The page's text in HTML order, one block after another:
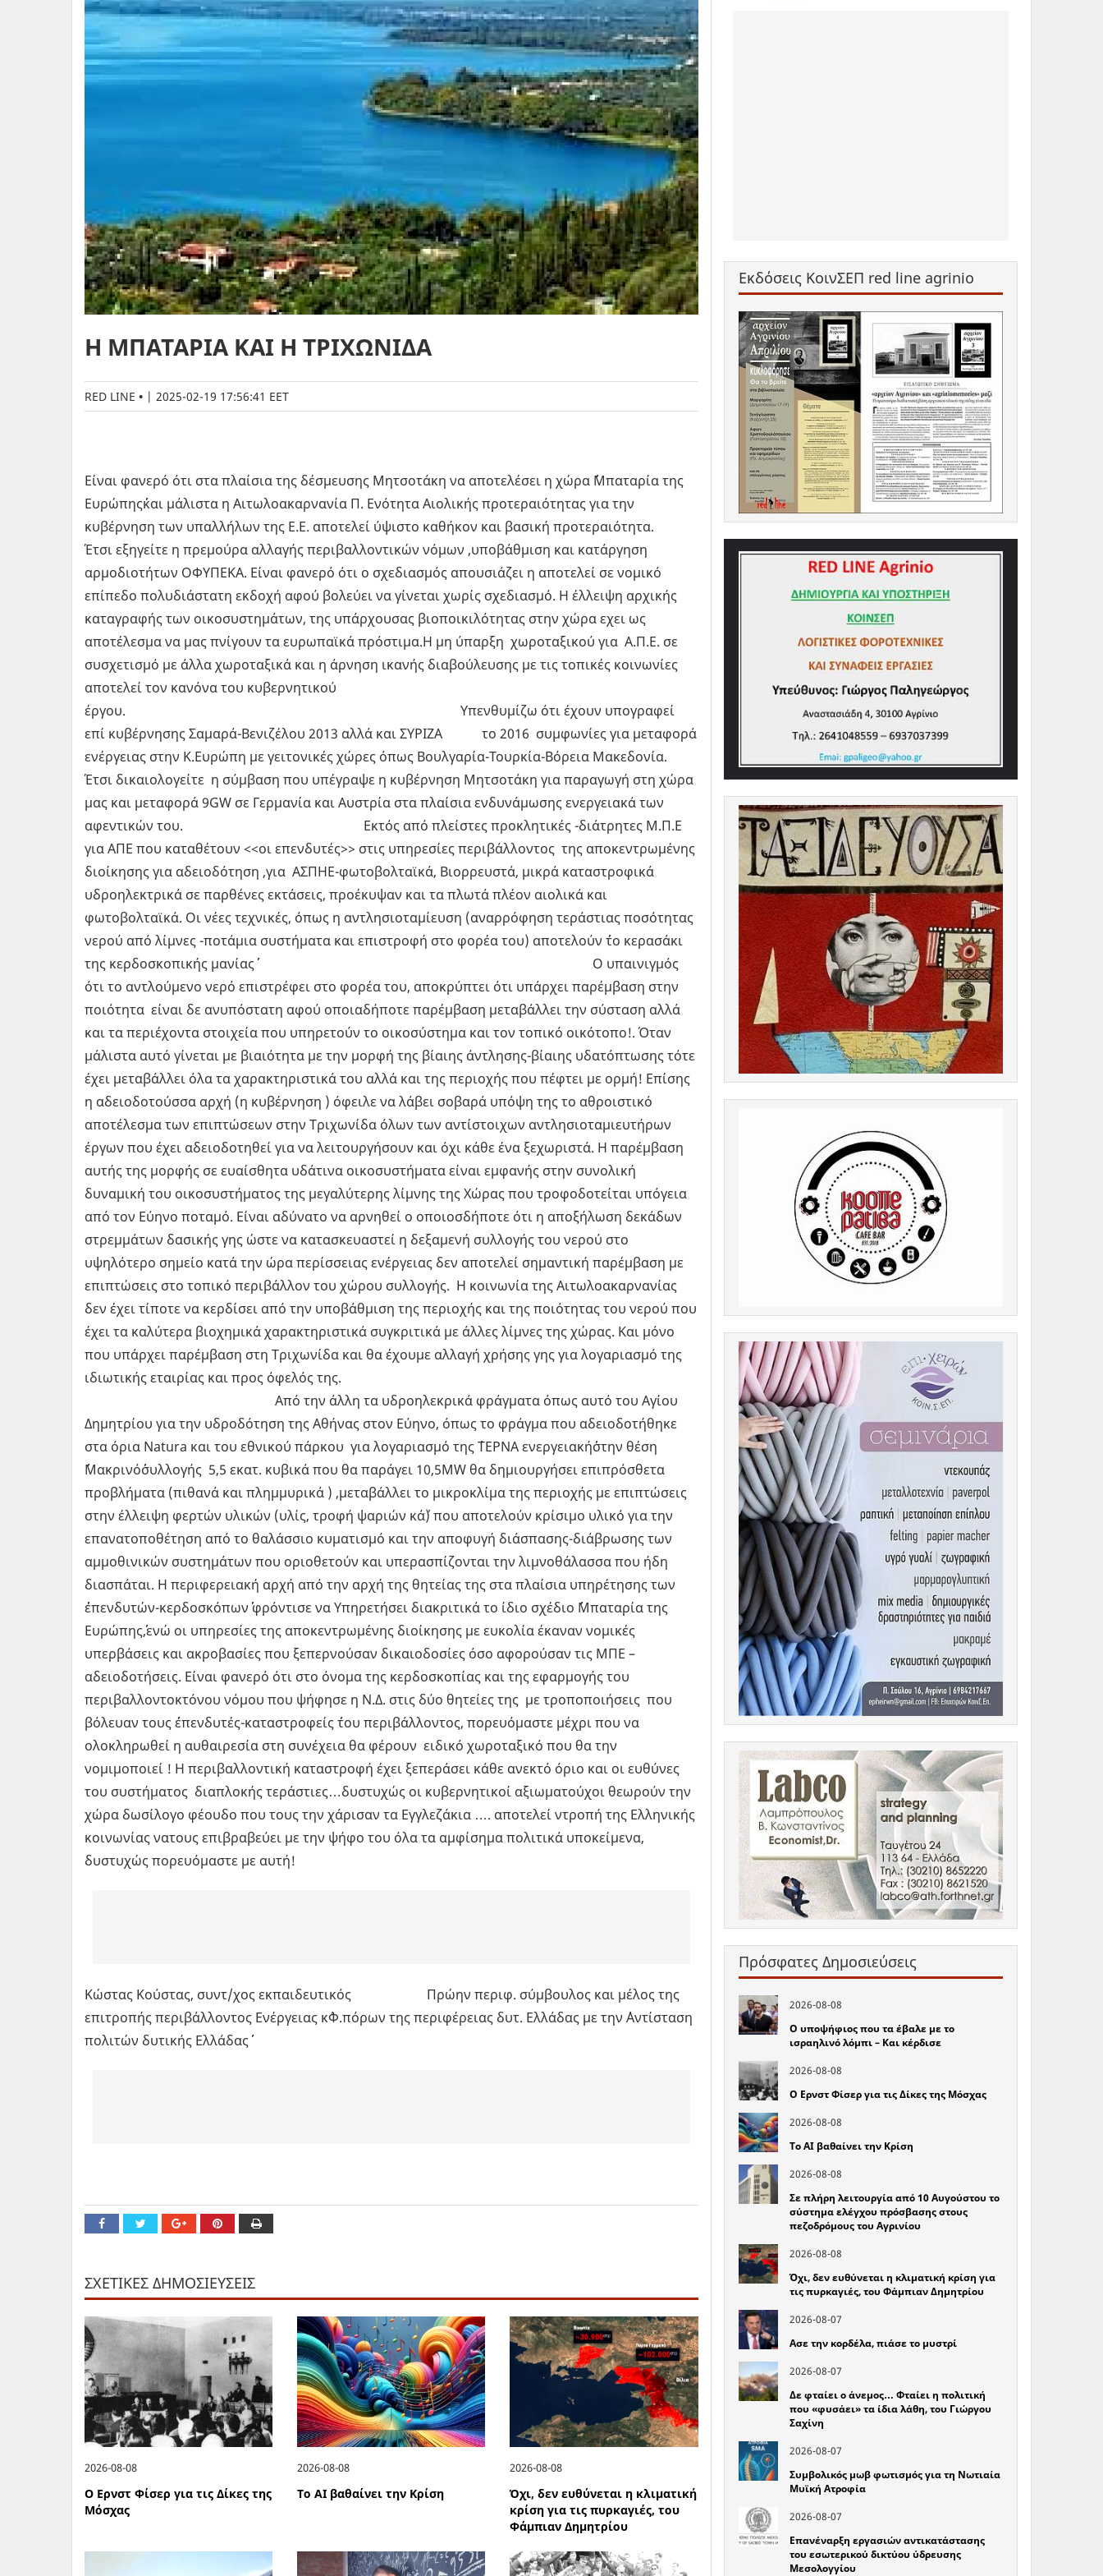
Η ΜΠΑΤΑΡΙΑ ΚΑΙ Η ΤΡΙΧΩΝΙΔΑ
RED LINE | 2025-02-19 17:56:41 EET
Eίναι φανερό ότι στα πλαίσια της δέσμευσης Μητσοτάκη να αποτελέσει η χώρα ΄΄Μπαταρία της
Ευρώπης΄΄και μάλιστα η Αιτωλοακαρνανία Π. Ενότητα Αιολικής προτεραιότητας για την
κυβέρνηση των υπαλλήλων της Ε.Ε. αποτελεί ύψιστο καθήκον και βασική προτεραιότητα.
Έτσι εξηγείτε η πρεμούρα αλλαγής περιβαλλοντικών νόμων ,υποβάθμιση και κατάργηση
αρμοδιοτήτων ΟΦΥΠΕΚΑ. Είναι φανερό ότι ο σχεδιασμός απουσιάζει η αποτελεί σε νομικό
επίπεδο πολυδιάστατη εκδοχή αφού βολεύει να γίνεται χωρίς σχεδιασμό. Η έλλειψη αρχικής
καταγραφής των οικοσυστημάτων, της υπάρχουσας βιοποικιλότητας στην χώρα εχει ως
αποτέλεσμα να μας πνίγουν τα ευρωπαϊκά πρόστιμα.Η μη ύπαρξη χωροταξικού για Α.Π.Ε. σε
συσχετισμό με άλλα χωροταξικά και η άρνηση ικανής διαβούλευσης με τις τοπικές κοινωνίες
αποτελεί τον κανόνα του κυβερνητικού
έργου. Υπενθυμίζω ότι έχουν υπογραφεί
επί κυβέρνησης Σαμαρά-Βενιζέλου 2013 αλλά και ΣΥΡΙΖΑ το 2016 συμφωνίες για μεταφορά
ενέργειας στην Κ.Ευρώπη με γειτονικές χώρες όπως Βουλγαρία-Τουρκία-Βόρεια Μακεδονία.
Έτσι δικαιολογείτε η σύμβαση που υπέγραψε η κυβέρνηση Μητσοτάκη για παραγωγή στη χώρα
μας και μεταφορά 9GW σε Γερμανία και Αυστρία στα πλαίσια ενδυνάμωσης ενεργειακά των
αφεντικών του. Εκτός από πλείστες προκλητικές -διάτρητες Μ.Π.Ε
για ΑΠΕ που καταθέτουν <<οι επενδυτές>> στις υπηρεσίες περιβάλλοντος της αποκεντρωμένης
διοίκησης για αδειοδότηση ,για ΑΣΠΗΕ-φωτοβολταϊκά, Βιορρευστά, μικρά καταστροφικά
υδροηλεκτρικά σε παρθένες εκτάσεις, προέκυψαν και τα πλωτά πλέον αιολικά και
φωτοβολταϊκά. Οι νέες τεχνικές, όπως η αντλησιοταμίευση (αναρρόφηση τεράστιας ποσότητας
νερού από λίμνες -ποτάμια συστήματα και επιστροφή στο φορέα του) αποτελούν ΄΄το κερασάκι
της κερδοσκοπικής μανίας΄΄ Ο υπαινιγμός
ότι το αντλούμενο νερό επιστρέφει στο φορέα του, αποκρύπτει ότι υπάρχει παρέμβαση στην
ποιότητα είναι δε ανυπόστατη αφού οποιαδήποτε παρέμβαση μεταβάλλει την σύσταση αλλά
και τα περιέχοντα στοιχεία που υπηρετούν το οικοσύστημα και τον τοπικό οικότοπο!. Όταν
μάλιστα αυτό γίνεται με βιαιότητα με την μορφή της βίαιης άντλησης-βίαιης υδατόπτωσης τότε
έχει μεταβάλλει όλα τα χαρακτηριστικά του αλλά και της περιοχής που πέφτει με ορμή! Επίσης
η αδειοδοτούσσα αρχή (η κυβέρνηση ) όφειλε να λάβει σοβαρά υπόψη της το αθροιστικό
αποτέλεσμα των επιπτώσεων στην Τριχωνίδα όλων των αντίστοιχων αντλησιοταμιευτήρων
έργων που έχει αδειοδοτηθεί για να λειτουργήσουν και όχι κάθε ένα ξεχωριστά. Η παρέμβαση
αυτής της μορφής σε ευαίσθητα υδάτινα οικοσυστήματα είναι εμφανής στην συνολική
δυναμική του οικοσυστήματος της μεγαλύτερης λίμνης της Χώρας που τροφοδοτείται υπόγεια
από τον Εύηνο ποταμό. Είναι αδύνατο να αρνηθεί ο οποιοσδήποτε ότι η αποξήλωση δεκάδων
στρεμμάτων δασικής γης ώστε να κατασκευαστεί η δεξαμενή συλλογής του νερού στο
υψηλότερο σημείο κατά την ώρα περίσσειας ενέργειας δεν αποτελεί σημαντική παρέμβαση με
επιπτώσεις στο τοπικό περιβάλλον του χώρου συλλογής. Η κοινωνία της Αιτωλοακαρνανίας
δεν έχει τίποτε να κερδίσει από την υποβάθμιση της περιοχής και της ποιότητας του νερού που
έχει τα καλύτερα βιοχημικά χαρακτηριστικά συγκριτικά με άλλες λίμνες της χώρας. Και μόνο
που υπάρχει παρέμβαση στη Τριχωνίδα και θα έχουμε αλλαγή χρήσης γης για λογαριασμό της
ιδιωτικής εταιρίας και προς όφελός της.
Από την άλλη τα υδροηλεκρικά φράγματα όπως αυτό του Αγίου
Δημητρίου για την υδροδότηση της Αθήνας στον Εύηνο, όπως το φράγμα που αδειοδοτήθηκε
στα όρια Natura και του εθνικού πάρκου για λογαριασμό της ΄΄ΤΕΡΝΑ ενεργειακή΄΄στην θέση
΄΄Μακρινό΄΄συλλογής 5,5 εκατ. κυβικά που θα παράγει 10,5MW θα δημιουργήσει επιπρόσθετα
προβλήματα (πιθανά και πλημμυρικά ) ,μεταβάλλει το μικροκλίμα της περιοχής με επιπτώσεις
στην έλλειψη φερτών υλικών (υλίς, τροφή ψαριών κά΄) που αποτελούν κρίσιμο υλικό για την
επανατοποθέτηση από το θαλάσσιο κυματισμό και την αποφυγή διάσπασης-διάβρωσης των
αμμοθινικών συστημάτων που οριοθετούν και υπερασπίζονται την λιμνοθάλασσα που ήδη
διασπάται. Η περιφερειακή αρχή από την αρχή της θητείας της στα πλαίσια υπηρέτησης των
΄΄επενδυτών-κερδοσκόπων΄΄ φρόντισε να Υπηρετήσει διακριτικά το ίδιο σχέδιο ΄΄Μπαταρία της
Ευρώπης΄΄,ενώ οι υπηρεσίες της αποκεντρωμένης διοίκησης με ευκολία έκαναν νομικές
υπερβάσεις και ακροβασίες που ξεπερνούσαν δικαιοδοσίες όσο αφορούσαν τις ΜΠΕ –
αδειοδοτήσεις. Είναι φανερό ότι στο όνομα της κερδοσκοπίας και της εφαρμογής του
περιβαλλοντοκτόνου νόμου που ψήφησε η Ν.Δ. στις δύο θητείες της με τροποποιήσεις που
βόλευαν τους ΄΄επενδυτές-καταστροφείς ΄΄του περιβάλλοντος, πορευόμαστε μέχρι που να
ολοκληρωθεί η αυθαιρεσία στη συνέχεια θα φέρουν ειδικό χωροταξικό που θα την
νομιμοποιεί ! Η περιβαλλοντική καταστροφή έχει ξεπεράσει κάθε ανεκτό όριο και οι ευθύνες
του συστήματος διαπλοκής τεράστιες…δυστυχώς οι κυβερνητικοί αξιωματούχοι θεωρούν την
χώρα δωσίλογο φέουδο που τους την χάρισαν τα Εγγλεζάκια …. αποτελεί ντροπή της Ελληνικής
κοινωνίας νατους επιβραβεύει με την ψήφο του όλα τα αμφίσημα πολιτικά υποκείμενα,
δυστυχώς πορευόμαστε με αυτή!
Κώστας Κούστας, συντ/χος εκπαιδευτικός Πρώην περιφ. σύμβουλος και μέλος της
επιτροπής περιβάλλοντος Ενέργειας κ΄Φ.πόρων της περιφέρειας δυτ. Ελλάδας με την ΄΄Αντίσταση
πολιτών δυτικής Ελλάδας΄΄
ΣΧΕΤΙΚΕΣ ΔΗΜΟΣΙΕΥΣΕΙΣ
2026-08-08
Ο Ερνστ Φίσερ για τις Δίκες της
Μόσχας
2026-08-08
Το ΑΙ βαθαίνει την Κρίση
2026-08-08
Όχι, δεν ευθύνεται η κλιματική
κρίση για τις πυρκαγιές, του
Φάμπιαν Δημητρίου
Εκδόσεις ΚοινΣΕΠ red line agrinio
Πρόσφατες Δημοσιεύσεις
2026-08-08
Ο υποψήφιος που τα έβαλε με το
ισραηλινό λόμπι – Και κέρδισε
2026-08-08
Ο Ερνστ Φίσερ για τις Δίκες της Μόσχας
2026-08-08
Το ΑΙ βαθαίνει την Κρίση
2026-08-08
Σε πλήρη λειτουργία από 10 Αυγούστου το
σύστημα ελέγχου πρόσβασης στους
πεζοδρόμους του Αγρινίου
2026-08-08
Όχι, δεν ευθύνεται η κλιματική κρίση για
τις πυρκαγιές, του Φάμπιαν Δημητρίου
2026-08-07
Ασε την κορδέλα, πιάσε το μυστρί
2026-08-07
Δε φταίει ο άνεμος… Φταίει η πολιτική
που «φυσάει» τα ίδια λάθη, του Γιώργου
Σαχίνη
2026-08-07
Συμβολικός μωβ φωτισμός για τη Νωτιαία
Μυϊκή Ατροφία
2026-08-07
Επανέναρξη εργασιών αντικατάστασης
του εσωτερικού δικτύου ύδρευσης
Μεσολογγίου